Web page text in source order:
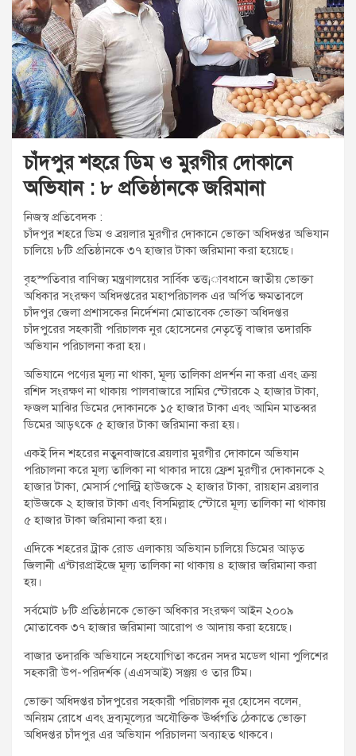
t
:
চাঁদপুর শহরে ডিম ও মুরগীর দোকানে
অভিযান : ৮ প্রতিষ্ঠানকে জরিমানা
নিজস্ব প্রতিবেদক :
চাঁদপুর শহরে ডিম ও ব্রয়লার মুরগীর দোকানে ভোক্তা অধিদপ্তর অভিযান
চালিয়ে ৮টি প্রতিষ্ঠানকে ৩৭ হাজার টাকা জরিমানা করা হয়েছে।
বৃহস্পতিবার বাণিজ্য মন্ত্রণালয়ের সার্বিক তত্ত¡াবধানে জাতীয় ভোক্তা
অধিকার সংরক্ষণ অধিদপ্তরের মহাপরিচালক এর অর্পিত ক্ষমতাবলে
চাঁদপুর জেলা প্রশাসকের নির্দেশনা মোতাবেক ভোক্তা অধিদপ্তর
চাঁদপুরের সহকারী পরিচালক নুর হোসেনের নেতৃত্বে বাজার তদারকি
অভিযান পরিচালনা করা হয়।
অভিযানে পণ্যের মূল্য না থাকা, মূল্য তালিকা প্রদর্শন না করা এবং ক্রয়
রশিদ সংরক্ষণ না থাকায় পালবাজারে সামির স্টোরকে ২ হাজার টাকা,
ফজল মাঝির ডিমের দোকানকে ১৫ হাজার টাকা এবং আমিন মাতব্বর
ডিমের আড়ৎকে ৫ হাজার টাকা জরিমানা করা হয়।
একই দিন শহরের নতুনবাজারে ব্রয়লার মুরগীর দোকানে অভিযান
পরিচালনা করে মূল্য তালিকা না থাকার দায়ে ফ্রেশ মুরগীর দোকানকে ২
হাজার টাকা, মেসার্স পোল্ট্রি হাউজকে ২ হাজার টাকা, রায়হান ব্রয়লার
হাউজকে ২ হাজার টাকা এবং বিসমিল্লাহ স্টোরে মূল্য তালিকা না থাকায়
৫ হাজার টাকা জরিমানা করা হয়।
এদিকে শহরের ট্রাক রোড এলাকায় অভিযান চালিয়ে ডিমের আড়ত
জিলানী এন্টারপ্রাইজে মূল্য তালিকা না থাকায় ৪ হাজার জরিমানা করা
হয়।
সর্বমোট ৮টি প্রতিষ্ঠানকে ভোক্তা অধিকার সংরক্ষণ আইন ২০০৯
মোতাবেক ৩৭ হাজার জরিমানা আরোপ ও আদায় করা হয়েছে।
বাজার তদারকি অভিযানে সহযোগিতা করেন সদর মডেল থানা পুলিশের
সহকারী উপ-পরিদর্শক (এএসআই) সঞ্জয় ও তার টিম।
ভোক্তা অধিদপ্তর চাঁদপুরের সহকারী পরিচালক নুর হোসেন বলেন,
অনিয়ম রোধে এবং দ্রব্যমূল্যের অযৌক্তিক ঊর্ধ্বগতি ঠেকাতে ভোক্তা
অধিদপ্তর চাঁদপুর এর অভিযান পরিচালনা অব্যাহত থাকবে।